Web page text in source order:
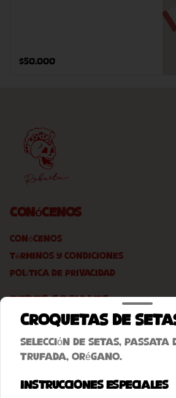
$50.000
Conócenos
Conócenos
Términos y condiciones
Política de privacidad
Redes sociales
Instagram
Facebook
Mi cuenta
Croquetas de
Selección de setas, passata
trufada, orégano.
Instrucciones especiales